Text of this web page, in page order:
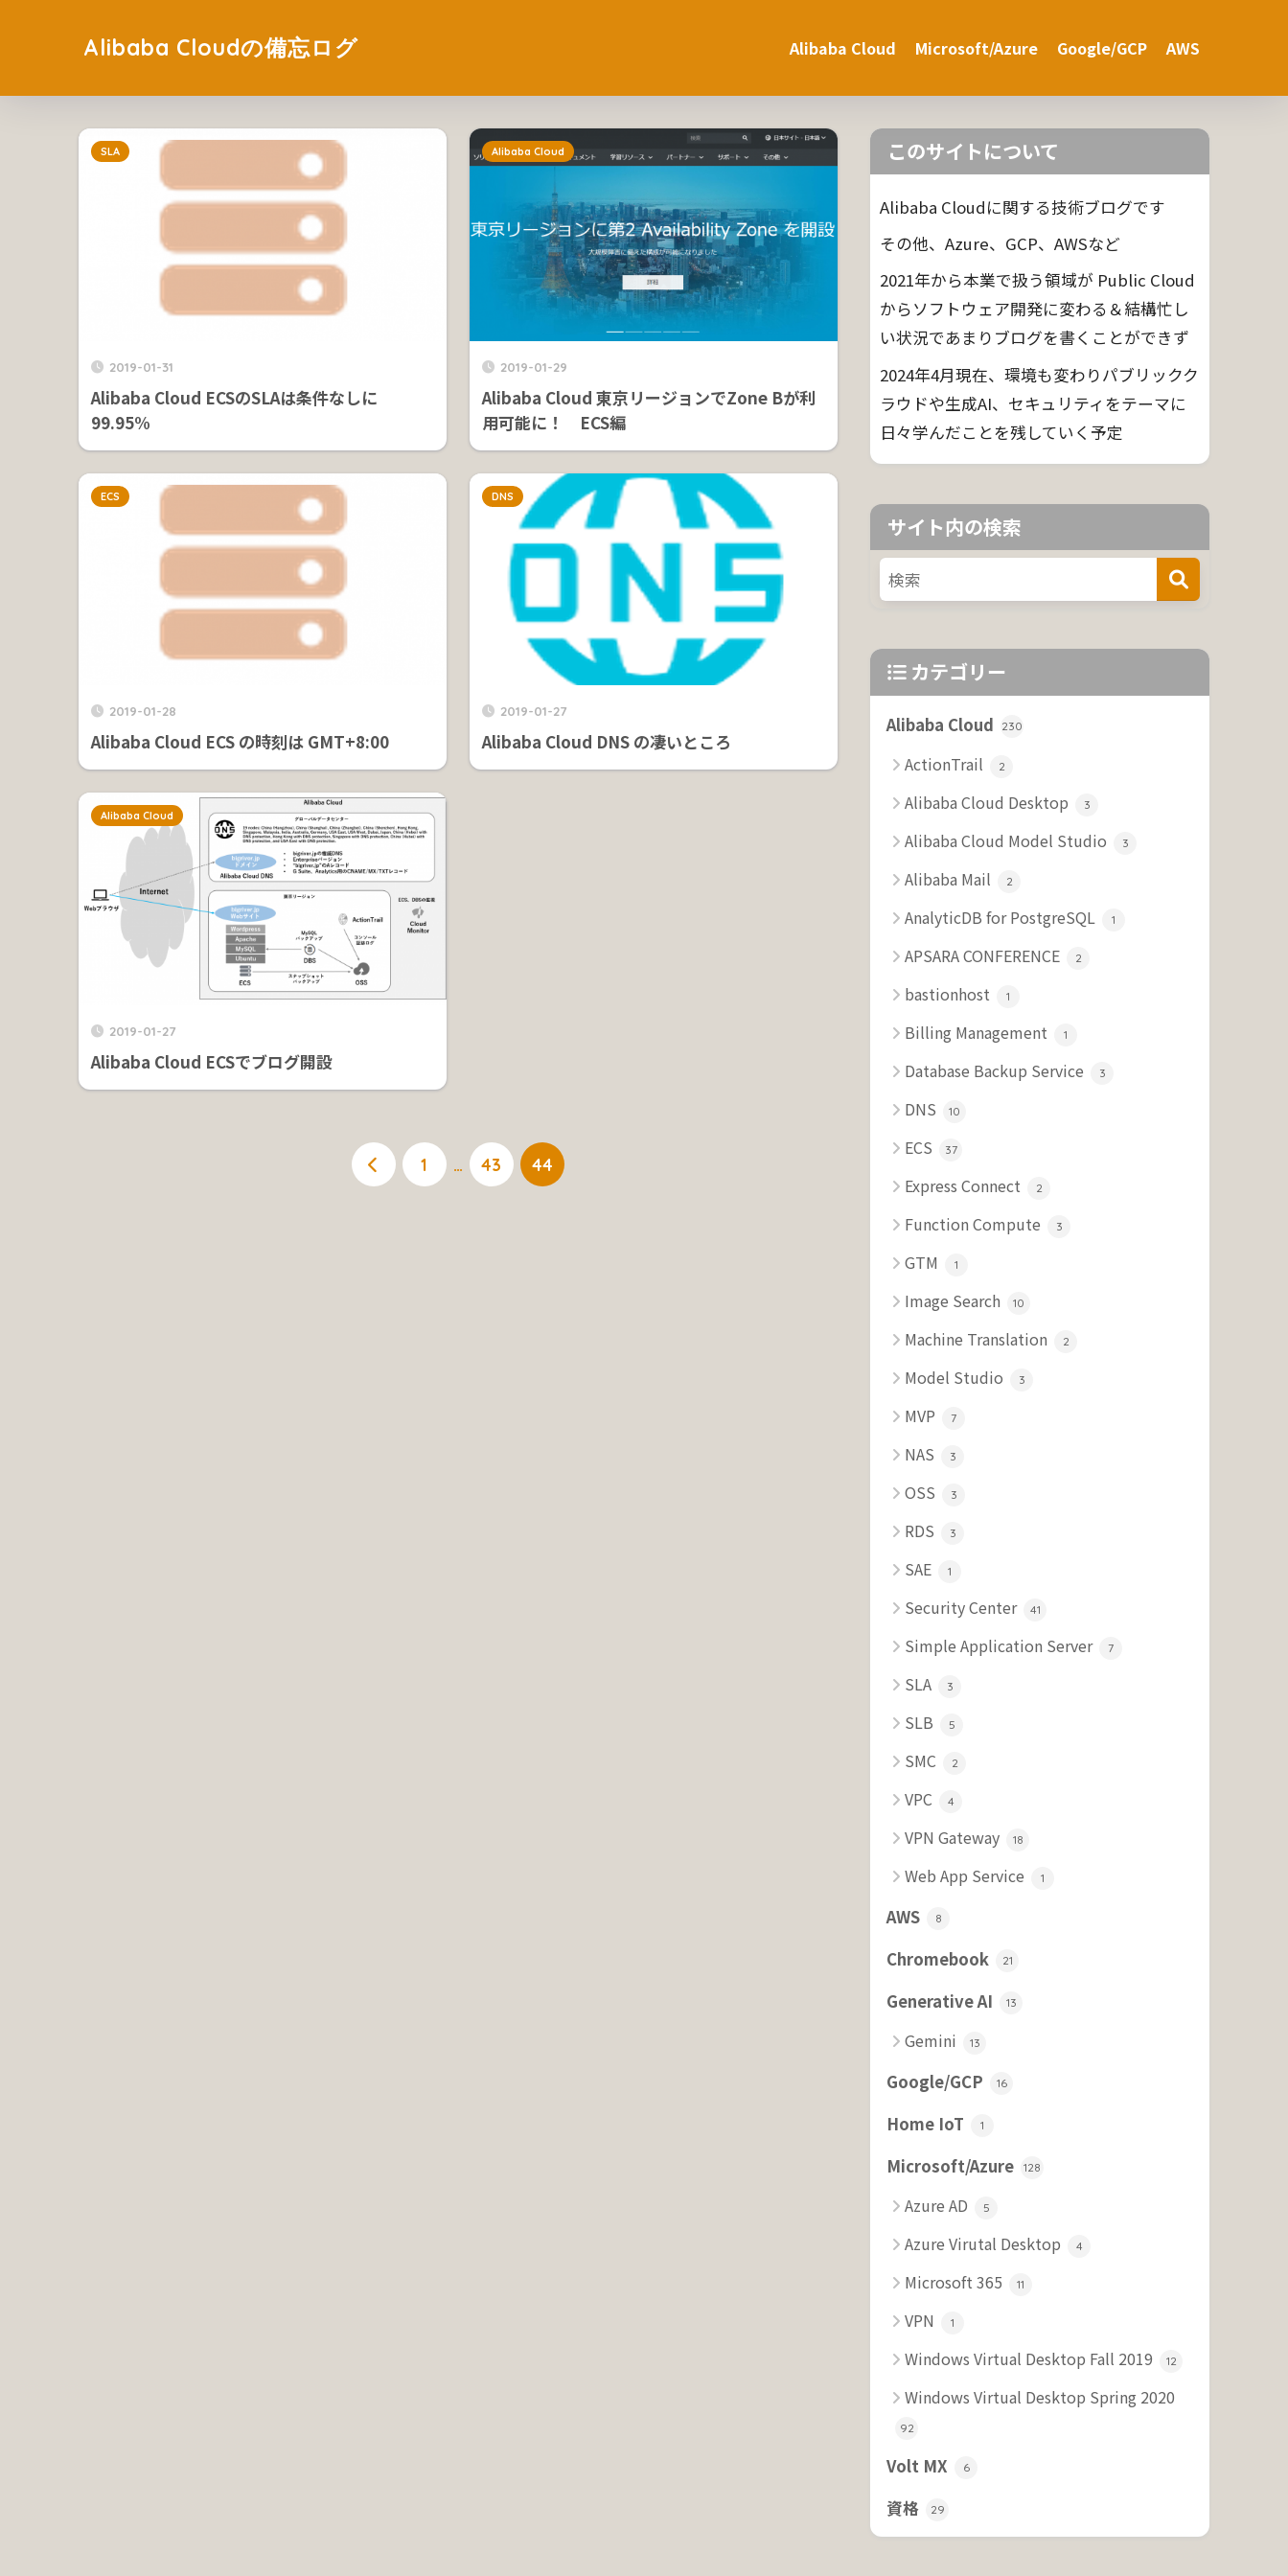
Alibaba Cloudの備忘ログ Alibaba Cloud Microsoft/Azure Google/GCP AWS
2019-01-31
Alibaba Cloud ECSのSLAは条件なしに
99.95%
SLA
2019-01-29
Alibaba Cloud 東京リージョンでZone Bが利
用可能に！ ECS編
Alibaba Cloud
2019-01-28
Alibaba Cloud ECS の時刻は GMT+8:00
ECS
2019-01-27
Alibaba Cloud DNS の凄いところ
DNS
2019-01-27
Alibaba Cloud ECSでブログ開設
Alibaba Cloud
1 … 43 44
このサイトについて
Alibaba Cloudに関する技術ブログです
その他、Azure、GCP、AWSなど
2021年から本業で扱う領域が Public Cloud
からソフトウェア開発に変わる＆結構忙し
い状況であまりブログを書くことができず
2024年4月現在、環境も変わりパブリックク
ラウドや生成AI、セキュリティをテーマに
日々学んだことを残していく予定
サイト内の検索
カテゴリー
Alibaba Cloud 230
ActionTrail 2
Alibaba Cloud Desktop 3
Alibaba Cloud Model Studio 3
Alibaba Mail 2
AnalyticDB for PostgreSQL 1
APSARA CONFERENCE 2
bastionhost 1
Billing Management 1
Database Backup Service 3
DNS 10
ECS 37
Express Connect 2
Function Compute 3
GTM 1
Image Search 10
Machine Translation 2
Model Studio 3
MVP 7
NAS 3
OSS 3
RDS 3
SAE 1
Security Center 41
Simple Application Server 7
SLA 3
SLB 5
SMC 2
VPC 4
VPN Gateway 18
Web App Service 1
AWS 8
Chromebook 21
Generative AI 13
Gemini 13
Google/GCP 16
Home IoT 1
Microsoft/Azure 128
Azure AD 5
Azure Virutal Desktop 4
Microsoft 365 11
VPN 1
Windows Virtual Desktop Fall 2019 12
Windows Virtual Desktop Spring 2020
92
Volt MX 6
資格 29